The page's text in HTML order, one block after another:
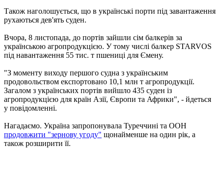
Також наголошується, що в українські порти під завантаження
рухаються дев'ять суден.
Вчора, 8 листопада, до портів зайшли сім балкерів за
українською агропродукцією. У тому числі балкер STARVOS
під навантаження 55 тис. т пшениці для Ємену.
"З моменту виходу першого судна з українським
продовольством експортовано 10,1 млн т агропродукції.
Загалом з українських портів вийшло 435 суден із
агропродукцією для країн Азії, Європи та Африки", - йдеться
у повідомленні.
Нагадаємо. Україна запропонувала Туреччині та ООН
продовжити "зернову угоду" щонайменше на один рік, а
також розширити її.